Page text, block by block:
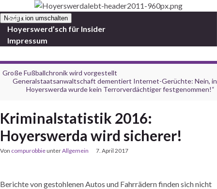
Navigation umschalten
Start
Hoyerswerd’sch für Insider
Impressum
Große Fußballchronik wird vorgestellt
Generalstaatsanwaltschaft dementiert Internet-Gerüchte: Nein, in
Hoyerswerda wurde kein Terrorverdächtiger festgenommen!“
Kriminalstatistik 2016:
Hoyerswerda wird sicherer!
Von compurobbieunterAllgemein 7. April 2017
Berichte von gestohlenen Autos und Fahrrädern finden sich nicht